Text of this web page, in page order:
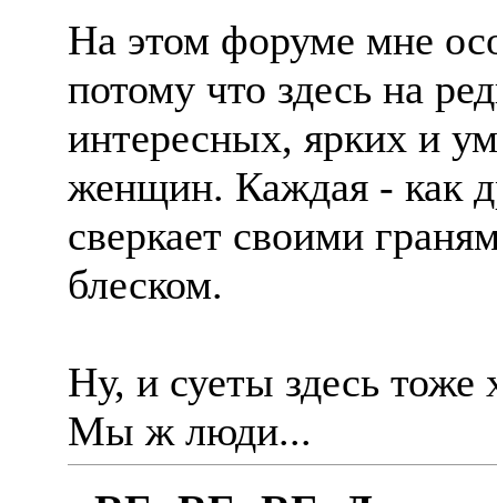
На этом форуме мне
потому что здесь на
интересных, ярких и
женщин. Каждая - как
сверкает своими
блеском.
Ну, и суеты здесь тоже
Мы ж люди...